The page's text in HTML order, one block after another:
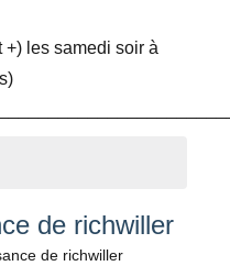
les samedi soir à
de richwiller
de richwiller